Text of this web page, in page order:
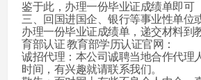
鉴于此，办理一份毕业证成绩单即可
三、回国进国企、银行等事业性单位
办理一份毕业证成绩单，递交材料到
育部认证 教育部学历认证官网：
诚招代理：本公司诚聘当地合作代理
时间，有兴趣就请联系我们。